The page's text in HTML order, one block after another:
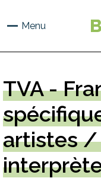
principal
Menu
TVA-
artistes